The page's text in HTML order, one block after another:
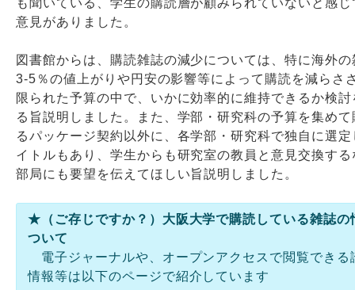
も聞いている、学生の購読層が顧みられていないと感
意見がありました。
図書館からは、購読雑誌の減少については、特に海外
3-5％の値上がりや円安の影響等によって購読を減らさ
限られた予算の中で、いかに効率的に維持できるか検
る旨説明しました。また、学部・研究科の予算を集め
るパッケージ契約以外に、各学部・研究科で独自に選
イトルもあり、学生からも研究室の教員と意見交換す
部局にも要望を伝えてほしい旨説明しました。
★（ご存じですか？）大阪大学で購読している雑誌の
ついて
電子ジャーナルや、オープンアクセスで閲覧できる
情報等は以下のページで紹介しています